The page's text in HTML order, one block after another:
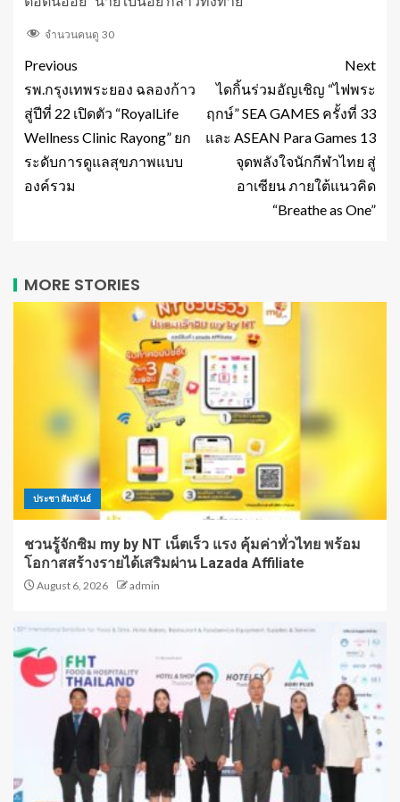
จำนวนคนดู 30
Previous
รพ.กรุงเทพระยอง ฉลองก้าว
สู่ปีที่ 22 เปิดตัว “RoyalLife
Wellness Clinic Rayong” ยก
ระดับการดูแลสุขภาพแบบ
องค์รวม
Next
ไดกิ้นร่วมอัญเชิญ “ไฟพระ
ฤกษ์” SEA GAMES ครั้งที่ 33
และ ASEAN Para Games 13
จุดพลังใจนักกีฬาไทย สู่
อาเซียน ภายใต้แนวคิด
“Breathe as One”
MORE STORIES
ประชาสัมพันธ์
ชวนรู้จักซิม my by NT เน็ตเร็ว แรง คุ้มค่าทั่วไทย พร้อม
โอกาสสร้างรายได้เสริมผ่าน Lazada Affiliate
August 6, 2026 admin